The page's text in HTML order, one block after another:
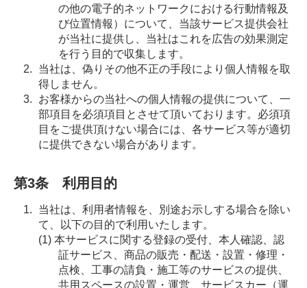
の他の電子的ネットワークにおける行動情報及
び位置情報）について、当該サービス提供会社
が当社に提供し、当社はこれを広告の効果測定
を行う目的で収集します。
当社は、偽りその他不正の手段により個人情報を取
得しません。
お客様からの当社への個人情報の提供について、一
部項目を必須項目とさせて頂いております。必須項
目をご提供頂けない場合には、各サービス等が適切
に提供できない場合があります。
第3条 利用目的
当社は、利用者情報を、別途お示しする場合を除い
て、以下の目的で利用いたします。
本サービスに関する登録の受付、本人確認、認
証サービス、商品の販売・配送・設置・修理・
点検、工事の請負・施工等のサービスの提供、
共用スペースの設置・運営、サービスカー（運